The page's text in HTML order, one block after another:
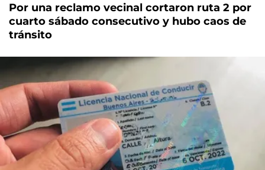
Por una reclamo vecinal cortaron ruta 2 por
cuarto sábado consecutivo y hubo caos de
tránsito